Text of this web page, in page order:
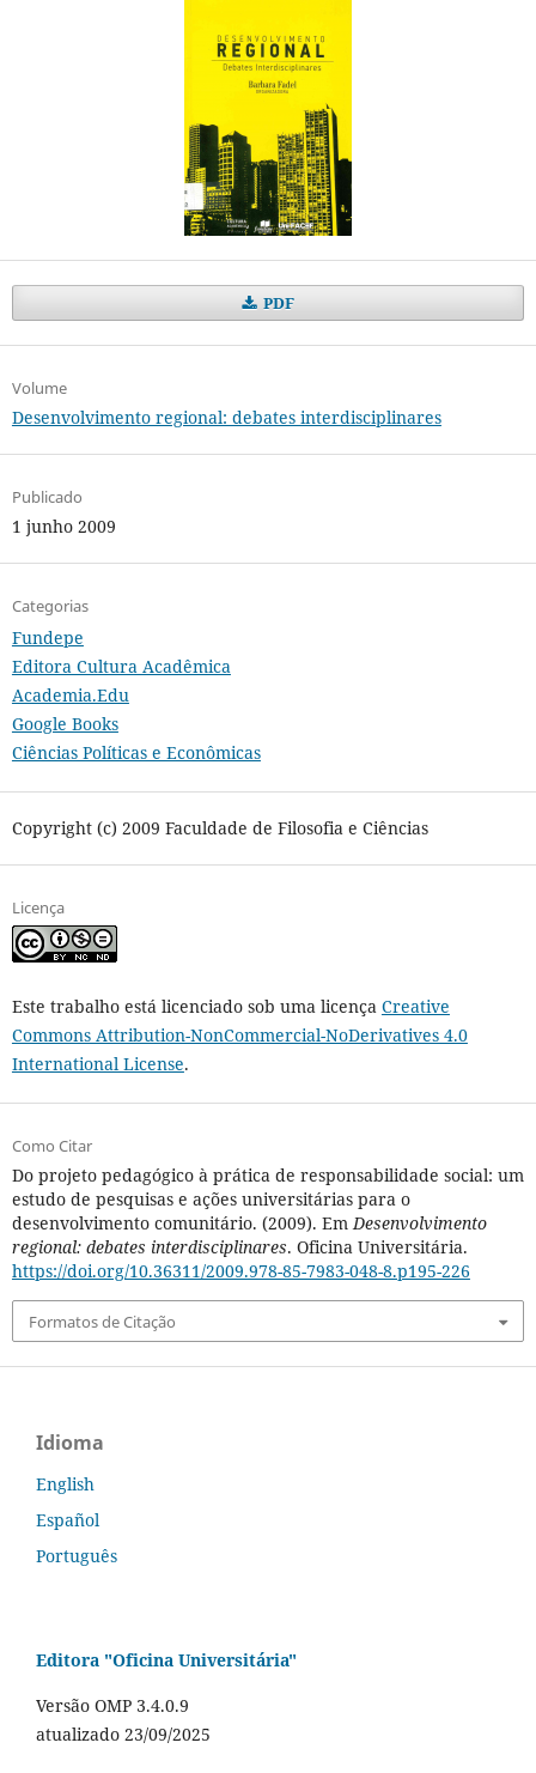
PDF
Volume
Desenvolvimento regional: debates interdisciplinares
Publicado
1 junho 2009
Categorias
Fundepe
Editora Cultura Acadêmica
Academia.Edu
Google Books
Ciências Políticas e Econômicas
Copyright (c) 2009 Faculdade de Filosofia e Ciências
Licença
Este trabalho está licenciado sob uma licença Creative
Commons Attribution-NonCommercial-NoDerivatives 4.0
International License.
Como Citar
Do projeto pedagógico à prática de responsabilidade social: um
estudo de pesquisas e ações universitárias para o
desenvolvimento comunitário. (2009). EmDesenvolvimento
regional: debates interdisciplinares. Oficina Universitária.
https://doi.org/10.36311/2009.978-85-7983-048-8.p195-226
Formatos de Citação
Idioma
English
Español
Português
Editora "Oficina Universitária"
Versão OMP 3.4.0.9
atualizado 23/09/2025